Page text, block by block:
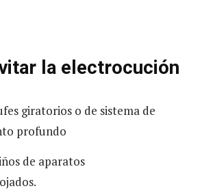
la electrocución
giratorios o de sistema de
profundo
de aparatos